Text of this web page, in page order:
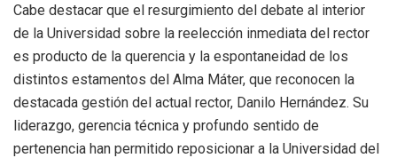
Cabe destacar que el resurgimiento del debate al interior
de la Universidad sobre la reelección inmediata del rector
es producto de la querencia y la espontaneidad de los
distintos estamentos del Alma Máter, que reconocen la
destacada gestión del actual rector, Danilo Hernández. Su
liderazgo, gerencia técnica y profundo sentido de
pertenencia han permitido reposicionar a la Universidad del